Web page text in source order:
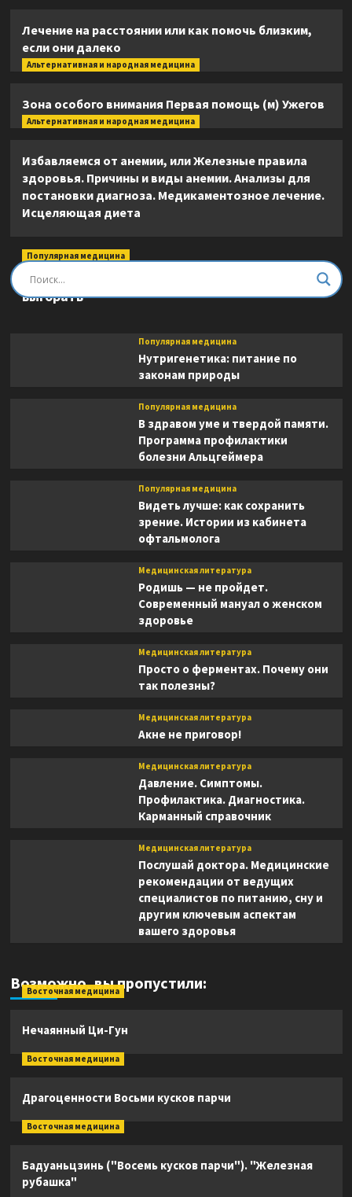
Лечение на расстоянии или как помочь близким,
если они далеко
Альтернативная и народная медицина
Зона особого внимания Первая помощь (м) Ужегов
Альтернативная и народная медицина
Избавляемся от анемии, или Железные правила
здоровья. Причины и виды анемии. Анализы для
постановки диагноза. Медикаментозное лечение.
Исцеляющая диета
Популярная медицина
Быть врачом. Как помогать, развиваться и не
выгорать
Популярная медицина
Нутригенетика: питание по
законам природы
Популярная медицина
В здравом уме и твердой памяти.
Программа профилактики
болезни Альцгеймера
Популярная медицина
Видеть лучше: как сохранить
зрение. Истории из кабинета
офтальмолога
Медицинская литература
Родишь — не пройдет.
Современный мануал о женском
здоровье
Медицинская литература
Просто о ферментах. Почему они
так полезны?
Медицинская литература
Акне не приговор!
Медицинская литература
Давление. Симптомы.
Профилактика. Диагностика.
Карманный справочник
Медицинская литература
Послушай доктора. Медицинские
рекомендации от ведущих
специалистов по питанию, сну и
другим ключевым аспектам
вашего здоровья
Возможно, вы пропустили:
Восточная медицина
Нечаянный Ци-Гун
Восточная медицина
Драгоценности Восьми кусков парчи
Восточная медицина
Бадуаньцзинь ("Восемь кусков парчи"). "Железная
рубашка"